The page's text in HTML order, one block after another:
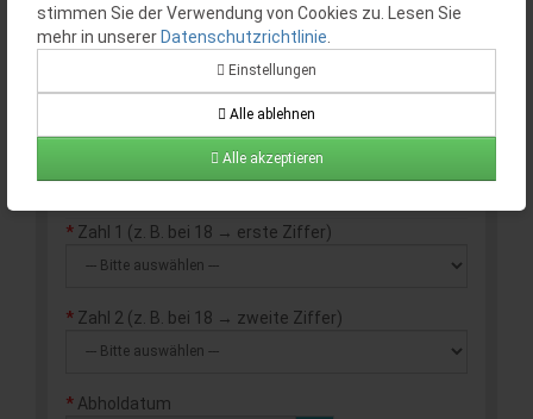
stimmen Sie der Verwendung von Cookies zu. Lesen Sie
mehr in unserer Datenschutzrichtlinie
Einstellungen
Alle ablehnen
Alle akzeptieren
Verfügbarkeit:Auf Lager
BP0297
53.97€
Zahl 1 (z. B. bei 18 → erste Ziffer)
Zahl 2 (z. B. bei 18 → zweite Ziffer)
Abholdatum